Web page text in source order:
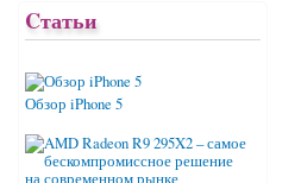
Cтатьи
Обзор iPhone 5